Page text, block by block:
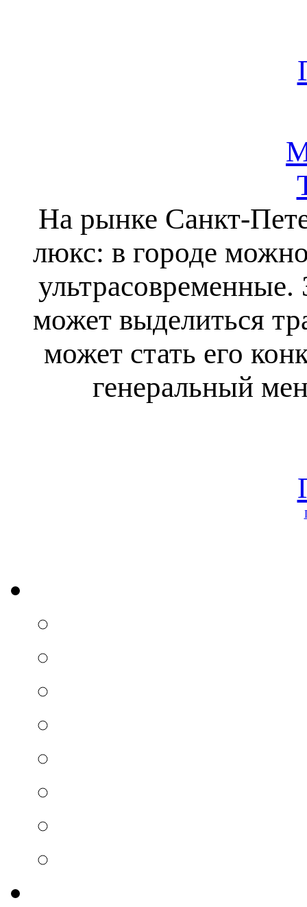
На рынке Санкт-
люкс: в городе
ультрасовременные.
может выделиться
может стать его
генеральный